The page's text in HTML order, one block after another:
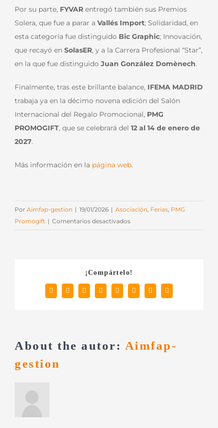
Por su parte, FYVARentregó también sus Premios
Solera, que fue a parar a Vallés Import; Solidaridad, en
esta categoría fue distinguido Bic Graphic; Innovación,
que recayó en SolasER, y a la Carrera Profesional “Star”,
en la que fue distinguido Juan González Domènech.
Finalmente, tras este brillante balance, IFEMA MADRID
trabaja ya en la décimo novena edición del Salón
Internacional del Regalo Promocional, PMG
PROMOGIFT, que se celebrará del 12 al 14 de enero de
2027.
Más información en la página web.
Por Aimfap-gestion | 19/01/2026 | Asociación Ferias PMG
Promogift | Comentarios desactivadosen
participación,
mil
¡Compártelo!
Facebook
X RedditLinkedInTumblrPinterest
Vk
Correo
electrónico
About the autor: Aimfap-
gestion